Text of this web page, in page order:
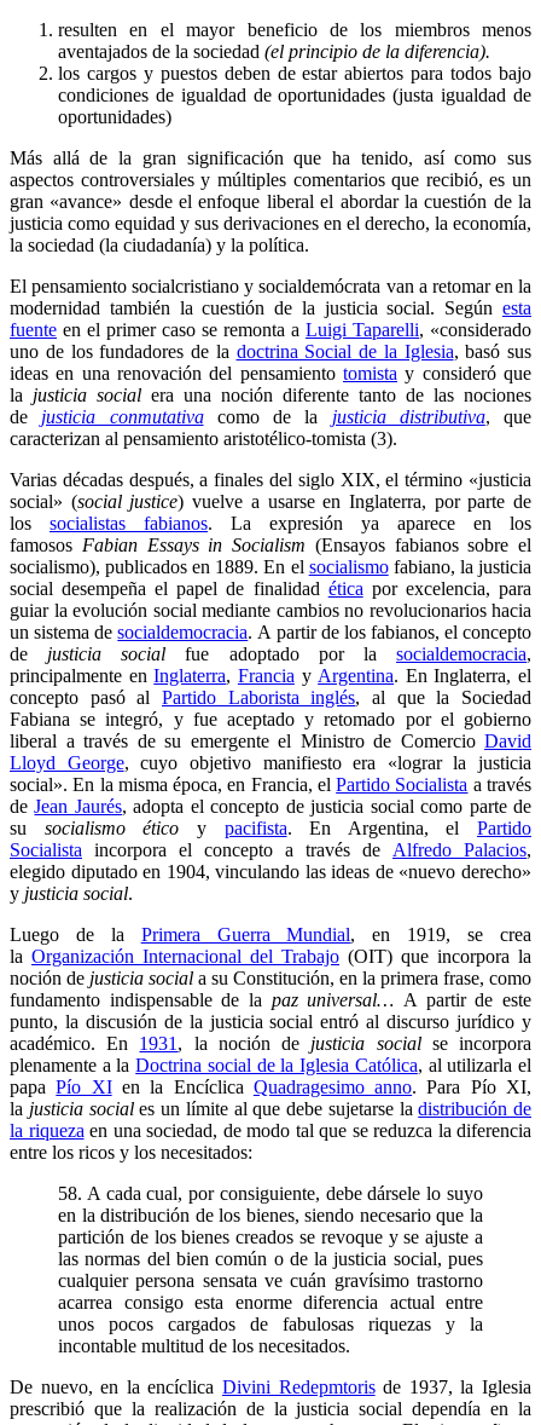
resulten en el mayor beneficio de los miembros menos
aventajados de la sociedad (el principio de la diferencia).
los cargos y puestos deben de estar abiertos para todos bajo
condiciones de igualdad de oportunidades (justa igualdad de
oportunidades)
Más allá de la gran significación que ha tenido, así como sus
aspectos controversiales y múltiples comentarios que recibió, es un
gran «avance» desde el enfoque liberal el abordar la cuestión de la
justicia como equidad y sus derivaciones en el derecho, la economía,
la sociedad (la ciudadanía) y la política.
El pensamiento socialcristiano y socialdemócrata van a retomar en la
modernidad también la cuestión de la justicia social. Según esta
fuente en el primer caso se remonta a Luigi Taparelli, «considerado
uno de los fundadores de la doctrina Social de la Iglesia, basó sus
ideas en una renovación del pensamiento tomista y consideró que
la justicia social era una noción diferente tanto de las nociones
de justicia conmutativacomo de la justicia distributiva, que
caracterizan al pensamiento aristotélico-tomista (3).
Varias décadas después, a finales del siglo XIX, el término «justicia
social» (social justice) vuelve a usarse en Inglaterra, por parte de
los socialistas fabianos. La expresión ya aparece en los
famosos Fabian Essays in Socialism (Ensayos fabianos sobre el
socialismo), publicados en 1889. En el socialismofabiano, la justicia
social desempeña el papel de finalidad ética por excelencia, para
guiar la evolución social mediante cambios no revolucionarios hacia
un sistema desocialdemocracia. A partir de los fabianos, el concepto
de justicia social fue adoptado por lasocialdemocracia,
principalmente enInglaterra, Francia y Argentina. En Inglaterra, el
concepto pasó al Partido Laborista inglés, al que la Sociedad
Fabiana se integró, y fue aceptado y retomado por el gobierno
liberal a través de su emergente el Ministro de Comercio David
Lloyd George, cuyo objetivo manifiesto era «lograr la justicia
social». En la misma época, en Francia, elPartido Socialista a través
deJean Jaurés, adopta el concepto de justicia social como parte de
su socialismo ético y pacifista. En Argentina, el Partido
Socialista incorpora el concepto a través de Alfredo Palacios,
elegido diputado en 1904, vinculando las ideas de «nuevo derecho»
y justicia social.
Luego de la Primera Guerra Mundial, en 1919, se crea
la Organización Internacional del Trabajo (OIT) que incorpora la
noción de justicia social a su Constitución, en la primera frase, como
fundamento indispensable de la paz universal… A partir de este
punto, la discusión de la justicia social entró al discurso jurídico y
académico. En 1931 , la noción de justicia socialse incorpora
plenamente a laDoctrina social de la Iglesia Católica, al utilizarla el
papaPío XIen la Encíclica Quadragesimo anno. Para Pío XI,
la justicia sociales un límite al que debe sujetarse ladistribución de
la riqueza en una sociedad, de modo tal que se reduzca la diferencia
entre los ricos y los necesitados:
58. A cada cual, por consiguiente, debe dársele lo suyo
en la distribución de los bienes, siendo necesario que la
partición de los bienes creados se revoque y se ajuste a
las normas del bien común o de la justicia social, pues
cualquier persona sensata ve cuán gravísimo trastorno
acarrea consigo esta enorme diferencia actual entre
unos pocos cargados de fabulosas riquezas y la
incontable multitud de los necesitados.
De nuevo, en la encíclica Divini Redepmtorisde 1937, la Iglesia
prescribió que la realización de la justicia social dependía en la